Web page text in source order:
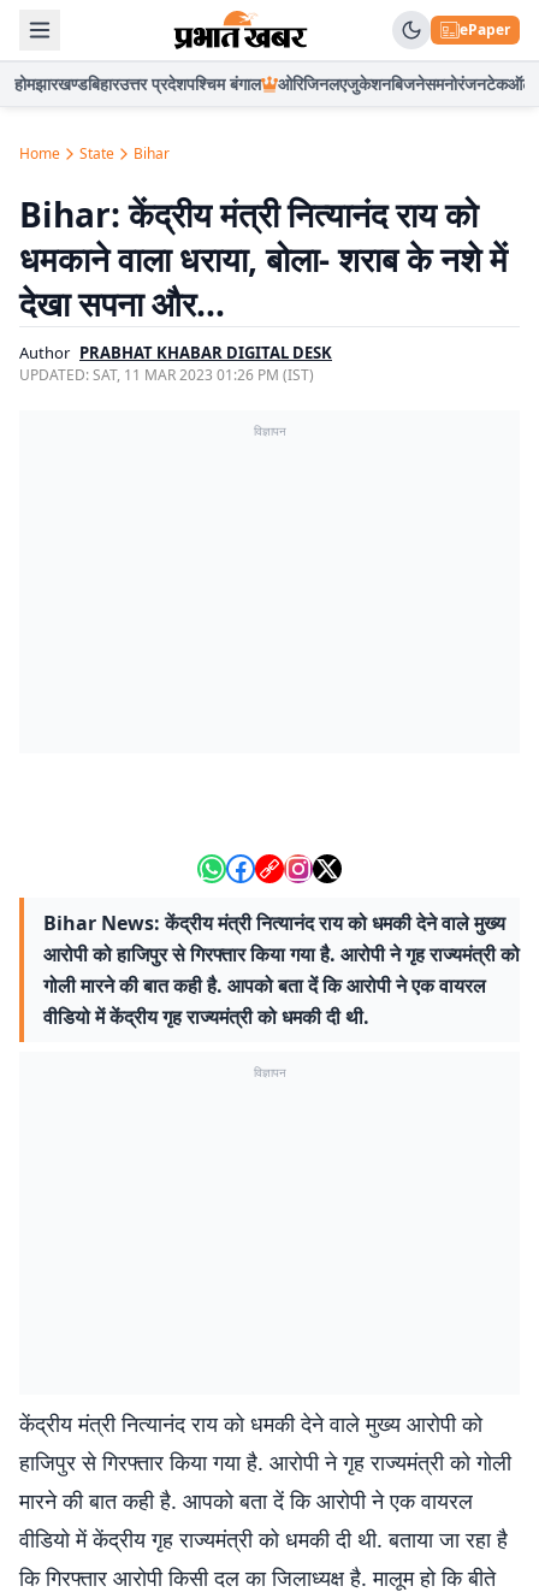
ePaper
होमझारखण्डबिहारउत्तर प्रदेशपश्चिम बंगाल ओरिजिनलएजुकेशनबिजनेसमनोरंजनटेकऑटो
Home State Bihar
Bihar: केंद्रीय मंत्री नित्यानंद राय को
धमकाने वाला धराया, बोला- शराब के नशे में
देखा सपना और…
Author PRABHAT KHABAR DIGITAL DESK
UPDATED:SAT, 11 MAR 2023 01:26 PM (IST)
विज्ञापन
Bihar News: केंद्रीय मंत्री नित्यानंद राय को धमकी देने वाले मुख्य
आरोपी को हाजिपुर से गिरफ्तार किया गया है. आरोपी ने गृह राज्यमंत्री को
गोली मारने की बात कही है. आपको बता दें कि आरोपी ने एक वायरल
वीडियो में केंद्रीय गृह राज्यमंत्री को धमकी दी थी.
विज्ञापन
केंद्रीय मंत्री नित्यानंद राय को धमकी देने वाले मुख्य आरोपी को
हाजिपुर से गिरफ्तार किया गया है. आरोपी ने गृह राज्यमंत्री को गोली
मारने की बात कही है. आपको बता दें कि आरोपी ने एक वायरल
वीडियो में केंद्रीय गृह राज्यमंत्री को धमकी दी थी. बताया जा रहा है
कि गिरफ्तार आरोपी किसी दल का जिलाध्यक्ष है. मालूम हो कि बीते